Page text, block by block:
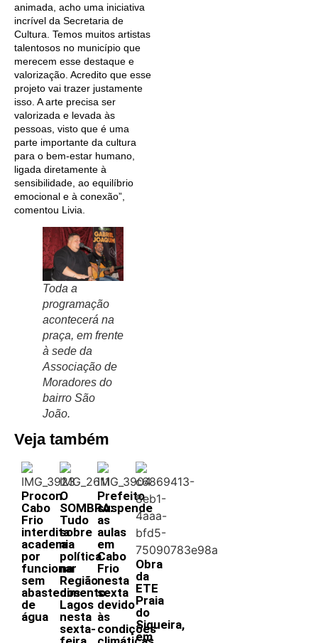
animada, acho uma iniciativa
incrível da Secretaria de
Cultura. Temos muitos artistas
talentosos no município que
merecem esse destaque e
valorização. Acredito que esse
projeto vai trazer justamente
isso. A arte precisa ser
valorizada e levada às
pessoas, visto que é uma
parte importante da cultura
para o bem-estar humano,
ligada diretamente à
sensibilidade, ao equilíbrio
emocional e à conexão”,
comentou Livia.
Toda a
programação
acontecerá na
praça, em frente
à sede da
Associação de
Moradores do
bairro São
João.
Veja também
Procon
Cabo
Frio
interdita
academia
por
funcionar
sem
abastecimento
de
água
O
SOMBRA:
Tudo
sobre
a
política
na
Região
dos
Lagos
nesta
sexta-
Prefeito
suspende
as
aulas
em
Cabo
Frio
nesta
sexta
devido
às
condições
Obra
da
ETE
Praia
do
Siqueira,
em